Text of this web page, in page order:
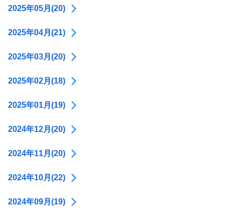
2025年05月(20)
2025年04月(21)
2025年03月(20)
2025年02月(18)
2025年01月(19)
2024年12月(20)
2024年11月(20)
2024年10月(22)
2024年09月(19)